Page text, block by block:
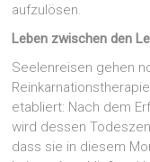
aufzulösen.
Leben zwischen den
Seelenreisen gehen
etabliert: Nach dem
wird dessen
dass sie in diesem